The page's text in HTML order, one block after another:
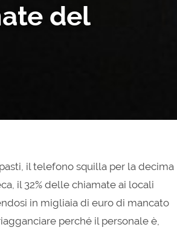
del
il telefono squilla per la decima
il 32% delle chiamate ai locali
in migliaia di euro di mancato
perché il personale è,